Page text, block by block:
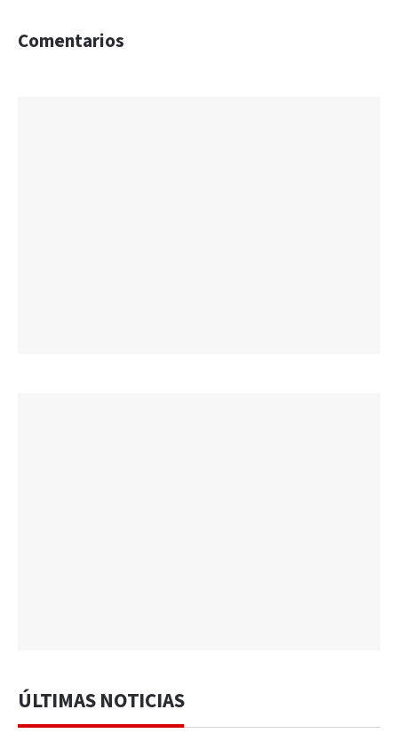
Comentarios
ÚLTIMAS NOTICIAS